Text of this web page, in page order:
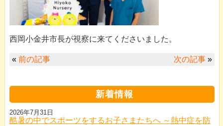
西岡小金井市長が視察に来てくださいました。
« 前の記事 次の記事 »
新着情報
酷暑の中でスポーツをするお子さまたちへ ～熱中症を防
2026年7月31日